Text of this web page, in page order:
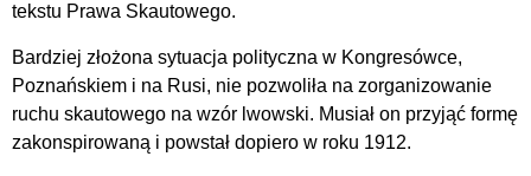
tekstu Prawa Skautowego.
Bardziej złożona sytuacja polityczna w Kongresówce,
Poznańskiem i na Rusi, nie pozwoliła na zorganizowanie
ruchu skautowego na wzór lwowski. Musiał on przyjąć formę
zakonspirowaną i powstał dopiero w roku 1912.